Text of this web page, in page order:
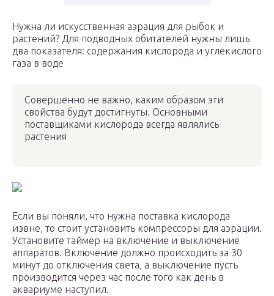
Нужна ли искусственная аэрация для рыбок и
растений? Для подводных обитателей нужны лишь
два показателя: содержания кислорода и углекислого
газа в воде
Совершенно не важно, каким образом эти
свойства будут достигнуты. Основными
поставщиками кислорода всегда являлись
растения
Если вы поняли, что нужна поставка кислорода
извне, то стоит установить компрессоры для аэрации.
Установите таймер на включение и выключение
аппаратов. Включение должно происходить за 30
минут до отключения света, а выключение пусть
производится через час после того как день в
аквариуме наступил.